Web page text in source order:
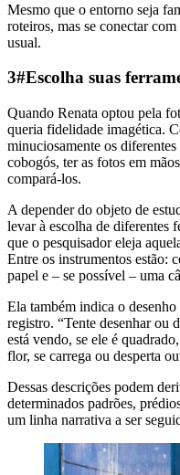
Mesmo que o entorno seja
roteiros, mas se conectar
usual.
3#Escolha suas
Quando Renata optou pela
queria fidelidade imagética.
minuciosamente os
cobogós, ter as fotos em
compará-los.
A depender do objeto de
levar à escolha de diferentes
que o pesquisador eleja
Entre os instrumentos estão:
papel e – se possível – uma
Ela também indica o
registro. “Tente desenhar ou
está vendo, se ele é
flor, se carrega ou desperta
Dessas descrições podem
determinados padrões,
um linha narrativa a ser